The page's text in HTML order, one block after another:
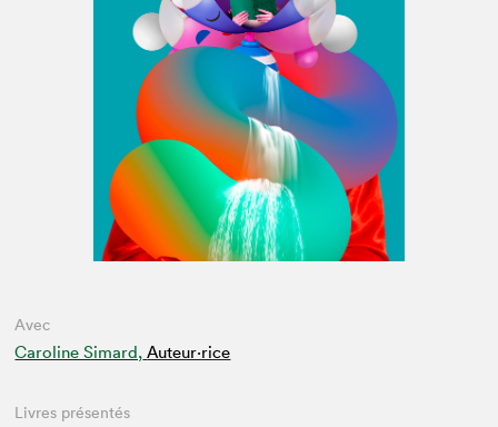
Avec
Caroline Simard, Auteur·rice
Livres présentés